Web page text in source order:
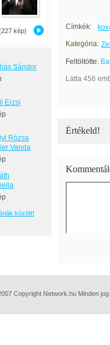
kép)
Sándor
Erzsi
Rózsa
Vanda
között!
Címkék:
Kategória:
Feltöltötte:
Látta 456
Értékeld!
Copyright Network.hu Minden jog